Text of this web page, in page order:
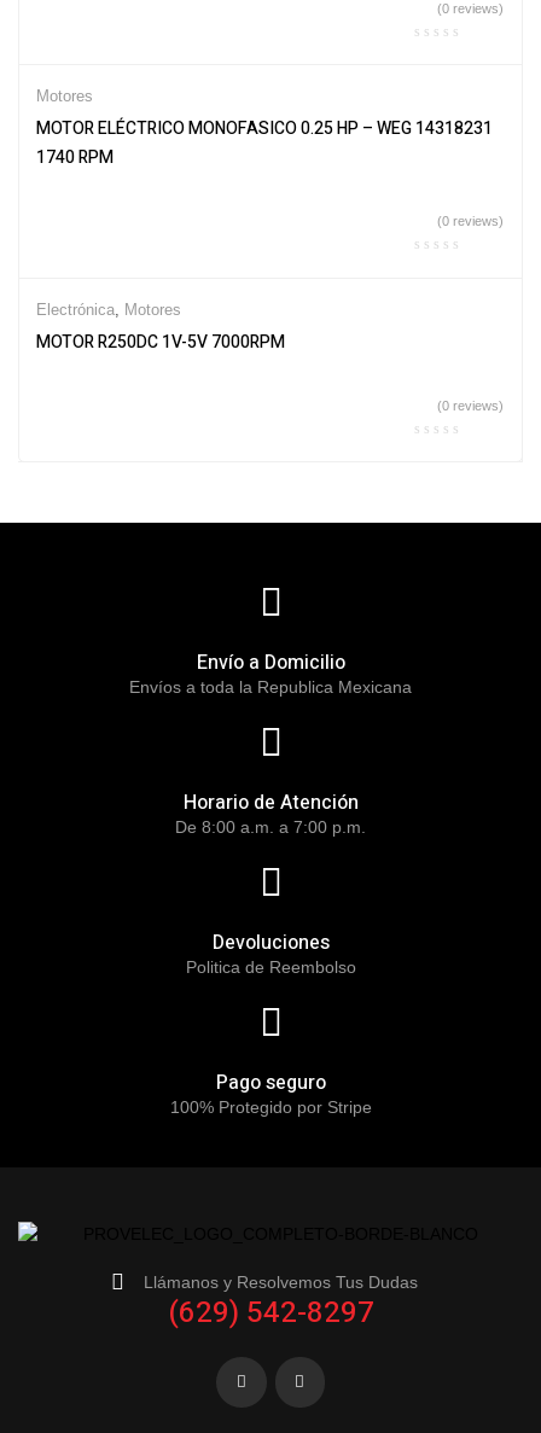
(0 reviews)
Motores
MOTOR ELÉCTRICO MONOFASICO 0.25 HP – WEG 14318231
1740 RPM
(0 reviews)
Electrónica Motores
MOTOR R250DC 1V-5V 7000RPM
(0 reviews)
Envío a Domicilio
Envíos a toda la Republica Mexicana
Horario de Atención
De 8:00 a.m. a 7:00 p.m.
Devoluciones
Politica de Reembolso
Pago seguro
100% Protegido por Stripe
Llámanos y Resolvemos Tus Dudas
(629) 542-8297